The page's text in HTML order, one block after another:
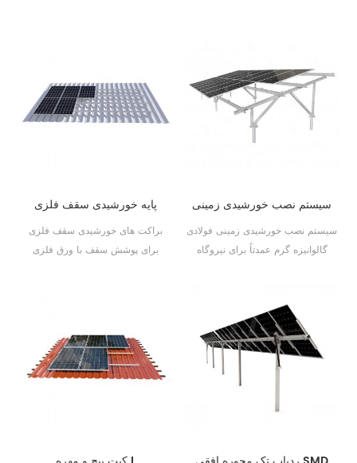
پایه خورشیدی سقف فلزی
براکت های خورشیدی سقف فلزی
برای پوشش سقف با ورق فلزی
این سیستم ها به طور کامل با
استانداردهای استرالیا و سایر
استانداردهای بین المللی در مورد بار
سیستم نصب خورشیدی زمینی
سیستم نصب خورشیدی زمینی فولادی
گالوانیزه گرم عمدتاً برای نیروگاه
سیستم دارای ویژگی های ظرفیت
قابل تنظیم قوی، استحکام ساختاری
عظیم و هزینه های اقتصادی برای